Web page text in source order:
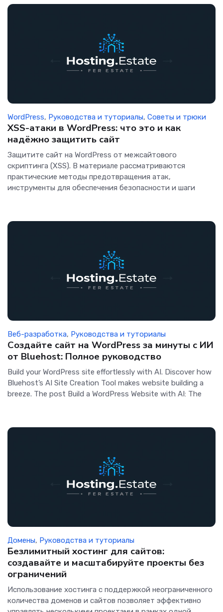
WordPress, Руководства и туториалы, Советы и трюки
XSS-атаки в WordPress: что это и как
надёжно защитить сайт
Защитите сайт на WordPress от межсайтового
скриптинга (XSS). В материале рассматриваются
практические методы предотвращения атак,
инструменты для обеспечения безопасности и шаги
Веб-разработка, Руководства и туториалы
Создайте сайт на WordPress за минуты с ИИ
от Bluehost: Полное руководство
Build your WordPress site effortlessly with AI. Discover how
Bluehost’s AI Site Creation Tool makes website building a
breeze. The post Build a WordPress Website with AI: The
Домены, Руководства и туториалы
Безлимитный хостинг для сайтов:
создавайте и масштабируйте проекты без
ограничений
Использование хостинга с поддержкой неограниченного
количества доменов и сайтов позволяет эффективно